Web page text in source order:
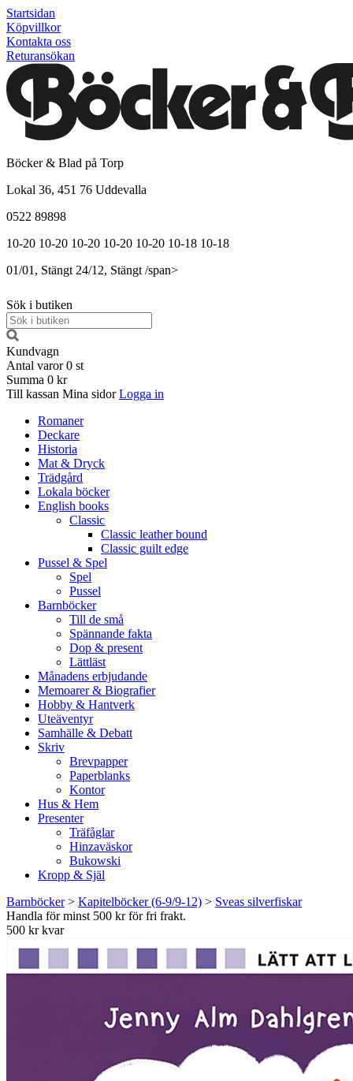
Startsidan
Köpvillkor
Kontakta oss
Returansökan
Böcker & Blad på Torp
Lokal 36, 451 76 Uddevalla
0522 89898
10-20 10-20 10-20 10-20 10-20 10-18 10-18
01/01, Stängt 24/12, Stängt /span>
Sök i butiken
Kundvagn
Antal varor 0 st
Summa 0 kr
Till kassan Mina sidor Logga in
Romaner
Deckare
Historia
Mat & Dryck
Trädgård
Lokala böcker
English books
Classic
Classic leather bound
Classic guilt edge
Pussel & Spel
Spel
Pussel
Barnböcker
Till de små
Spännande fakta
Dop & present
Lättläst
Månadens erbjudande
Memoarer & Biografier
Hobby & Hantverk
Uteäventyr
Samhälle & Debatt
Skriv
Brevpapper
Paperblanks
Kontor
Hus & Hem
Presenter
Träfåglar
Hinzaväskor
Bukowski
Kropp & Själ
Barnböcker> Kapitelböcker (6-9/9-12) > Sveas silverfiskar
Handla för minst 500 kr för fri frakt.
500 kr kvar